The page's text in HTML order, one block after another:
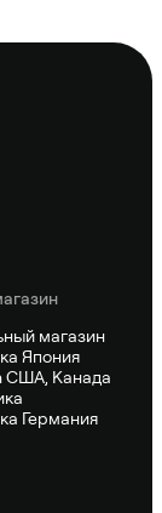
магазин
Япония
США, Канада
Германия